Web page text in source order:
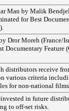
Man by Malik
for Best
Dror Moreh (France/
Documentary Feature
distributors receive
various criteria
for non-national
in future
to off-set risks.